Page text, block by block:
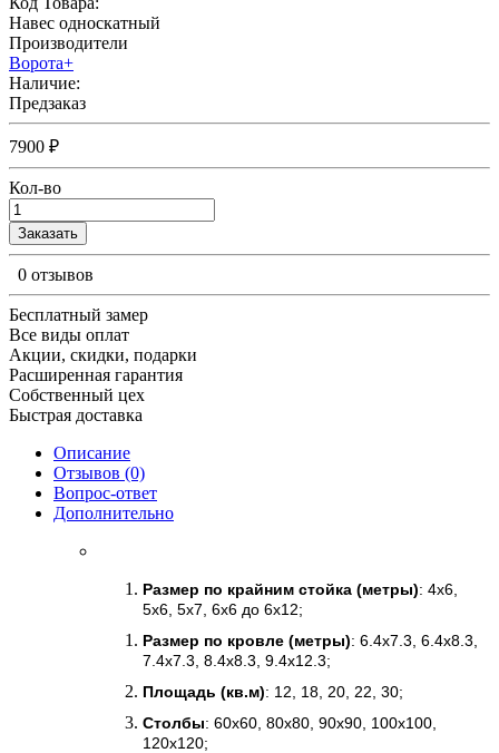
Навес односкатный
Производители
Ворота+
Наличие:
Предзаказ
7900 ₽
Кол-во
Заказать
0 отзывов
Бесплатный замер
Все виды оплат
Акции, скидки, подарки
Расширенная гарантия
Собственный цех
Быстрая доставка
Описание
Отзывов (0)
Вопрос-ответ
Дополнительно
Размер по крайним стойка (метры): 4x6,
5x6, 5x7, 6x6 до 6x12;
Размер по кровле (метры): 6.4x7.3, 6.4x8.3,
7.4x7.3, 8.4x8.3, 9.4x12.3;
Площадь (кв.м): 12, 18, 20, 22, 30;
Столбы: 60x60, 80x80, 90x90, 100x100,
120x120;